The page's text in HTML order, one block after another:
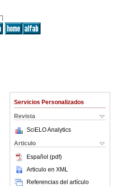
Servicios Personalizados
Revista
SciELO Analytics
Articulo
Español (pdf)
Articulo en XML
Referencias del artículo